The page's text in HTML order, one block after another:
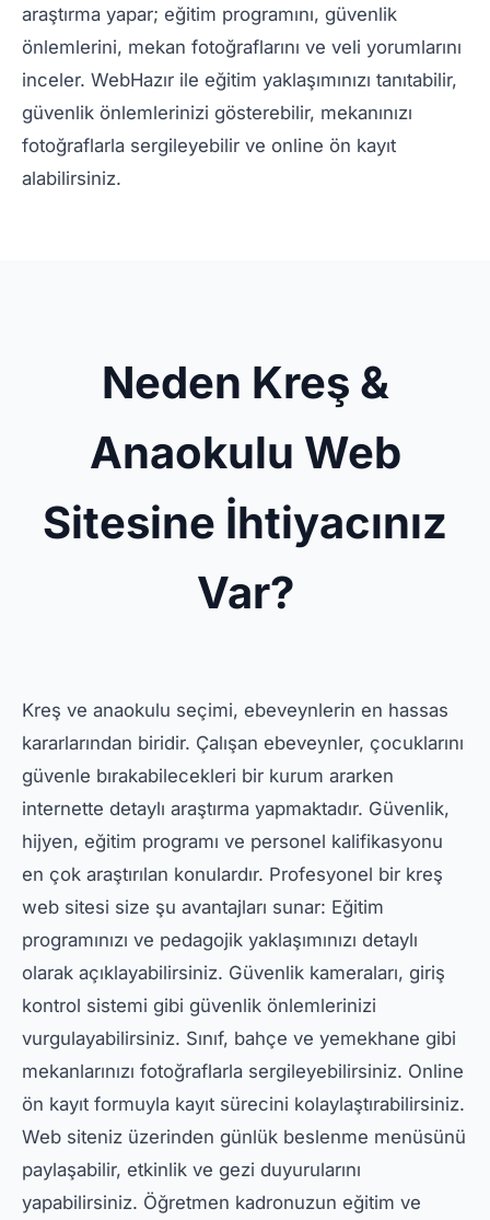
araştırma yapar; eğitim programını, güvenlik
önlemlerini, mekan fotoğraflarını ve veli yorumlarını
inceler. WebHazır ile eğitim yaklaşımınızı tanıtabilir,
güvenlik önlemlerinizi gösterebilir, mekanınızı
fotoğraflarla sergileyebilir ve online ön kayıt
alabilirsiniz.
Neden Kreş &
Anaokulu Web
Sitesine İhtiyacınız
Var?
Kreş ve anaokulu seçimi, ebeveynlerin en hassas
kararlarından biridir. Çalışan ebeveynler, çocuklarını
güvenle bırakabilecekleri bir kurum ararken
internette detaylı araştırma yapmaktadır. Güvenlik,
hijyen, eğitim programı ve personel kalifikasyonu
en çok araştırılan konulardır. Profesyonel bir kreş
web sitesi size şu avantajları sunar: Eğitim
programınızı ve pedagojik yaklaşımınızı detaylı
olarak açıklayabilirsiniz. Güvenlik kameraları, giriş
kontrol sistemi gibi güvenlik önlemlerinizi
vurgulayabilirsiniz. Sınıf, bahçe ve yemekhane gibi
mekanlarınızı fotoğraflarla sergileyebilirsiniz. Online
ön kayıt formuyla kayıt sürecini kolaylaştırabilirsiniz.
Web siteniz üzerinden günlük beslenme menüsünü
paylaşabilir, etkinlik ve gezi duyurularını
yapabilirsiniz. Öğretmen kadronuzun eğitim ve